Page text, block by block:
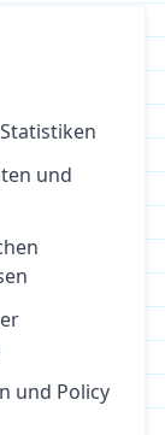
und
und Policy